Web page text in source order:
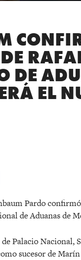
DE
EL
Pardo
de Aduanas de
Palacio Nacional,
sucesor de